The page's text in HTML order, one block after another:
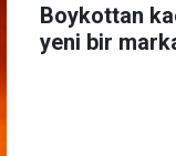
Boykottan
yeni bir